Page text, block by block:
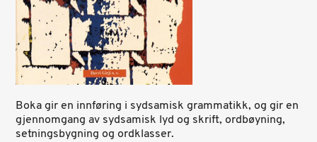
Boka gir en innføring i sydsamisk grammatikk, og gir en
gjennomgang av sydsamisk lyd og skrift, ordbøyning,
setningsbygning og ordklasser.